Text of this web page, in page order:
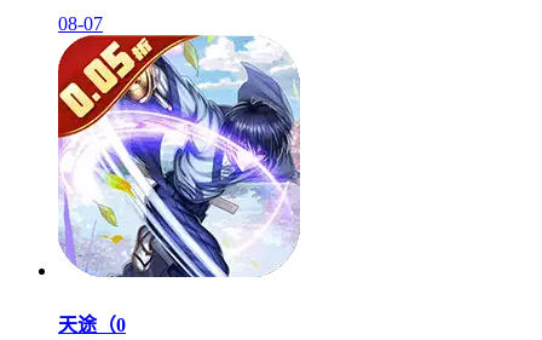
08-07
天途（0